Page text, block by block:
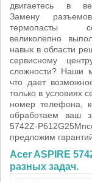
двигаетесь в
Замену
термопасты
великолепно
навык в области
сервисному
сложности? Наши
что дает
только в условиях
номер телефона,
обработаем ваш
5742Z-
предложим
Acer ASPIRE
разных задач.